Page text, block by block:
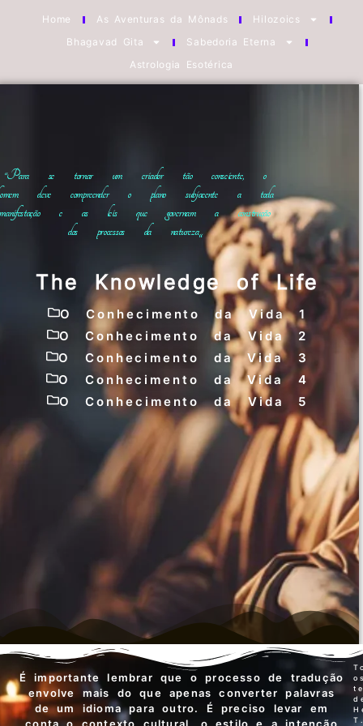
Home As Aventuras da Mônads
Hilozoics
Bhagavad Gita
Sabedoria Eterna
Astrologia Esotérica
“Para se tornar um criador tão consciente, o
deve compreender o plano subjacente a toda
manifestação e as leis que governam a construção
dos processos da natureza“
The Knowledge of Life
O Conhecimento da Vida 1
O Conhecimento da Vida 2
O Conhecimento da Vida 3
O Conhecimento da Vida 4
O Conhecimento da Vida 5
É importante lembrar que o processo de tradução
envolve mais do que apenas converter palavras
de um idioma para outro. É preciso levar em